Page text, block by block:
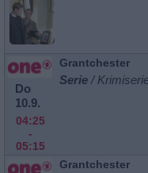
Do
10.9.
04:25
-
05:15
Grantchester
Serie /
Grantchester